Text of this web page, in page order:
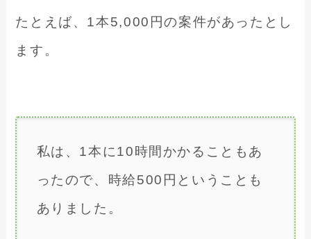
たとえば、1本5,000円の案件があったとし
ます。
私は、1本に10時間かかることもあ
ったので、時給500円ということも
ありました。